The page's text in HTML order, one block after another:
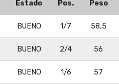
Estado Pos. Peso
BUENO 1/7 58,5
BUENO 2/4 56
BUENO 1/6 57